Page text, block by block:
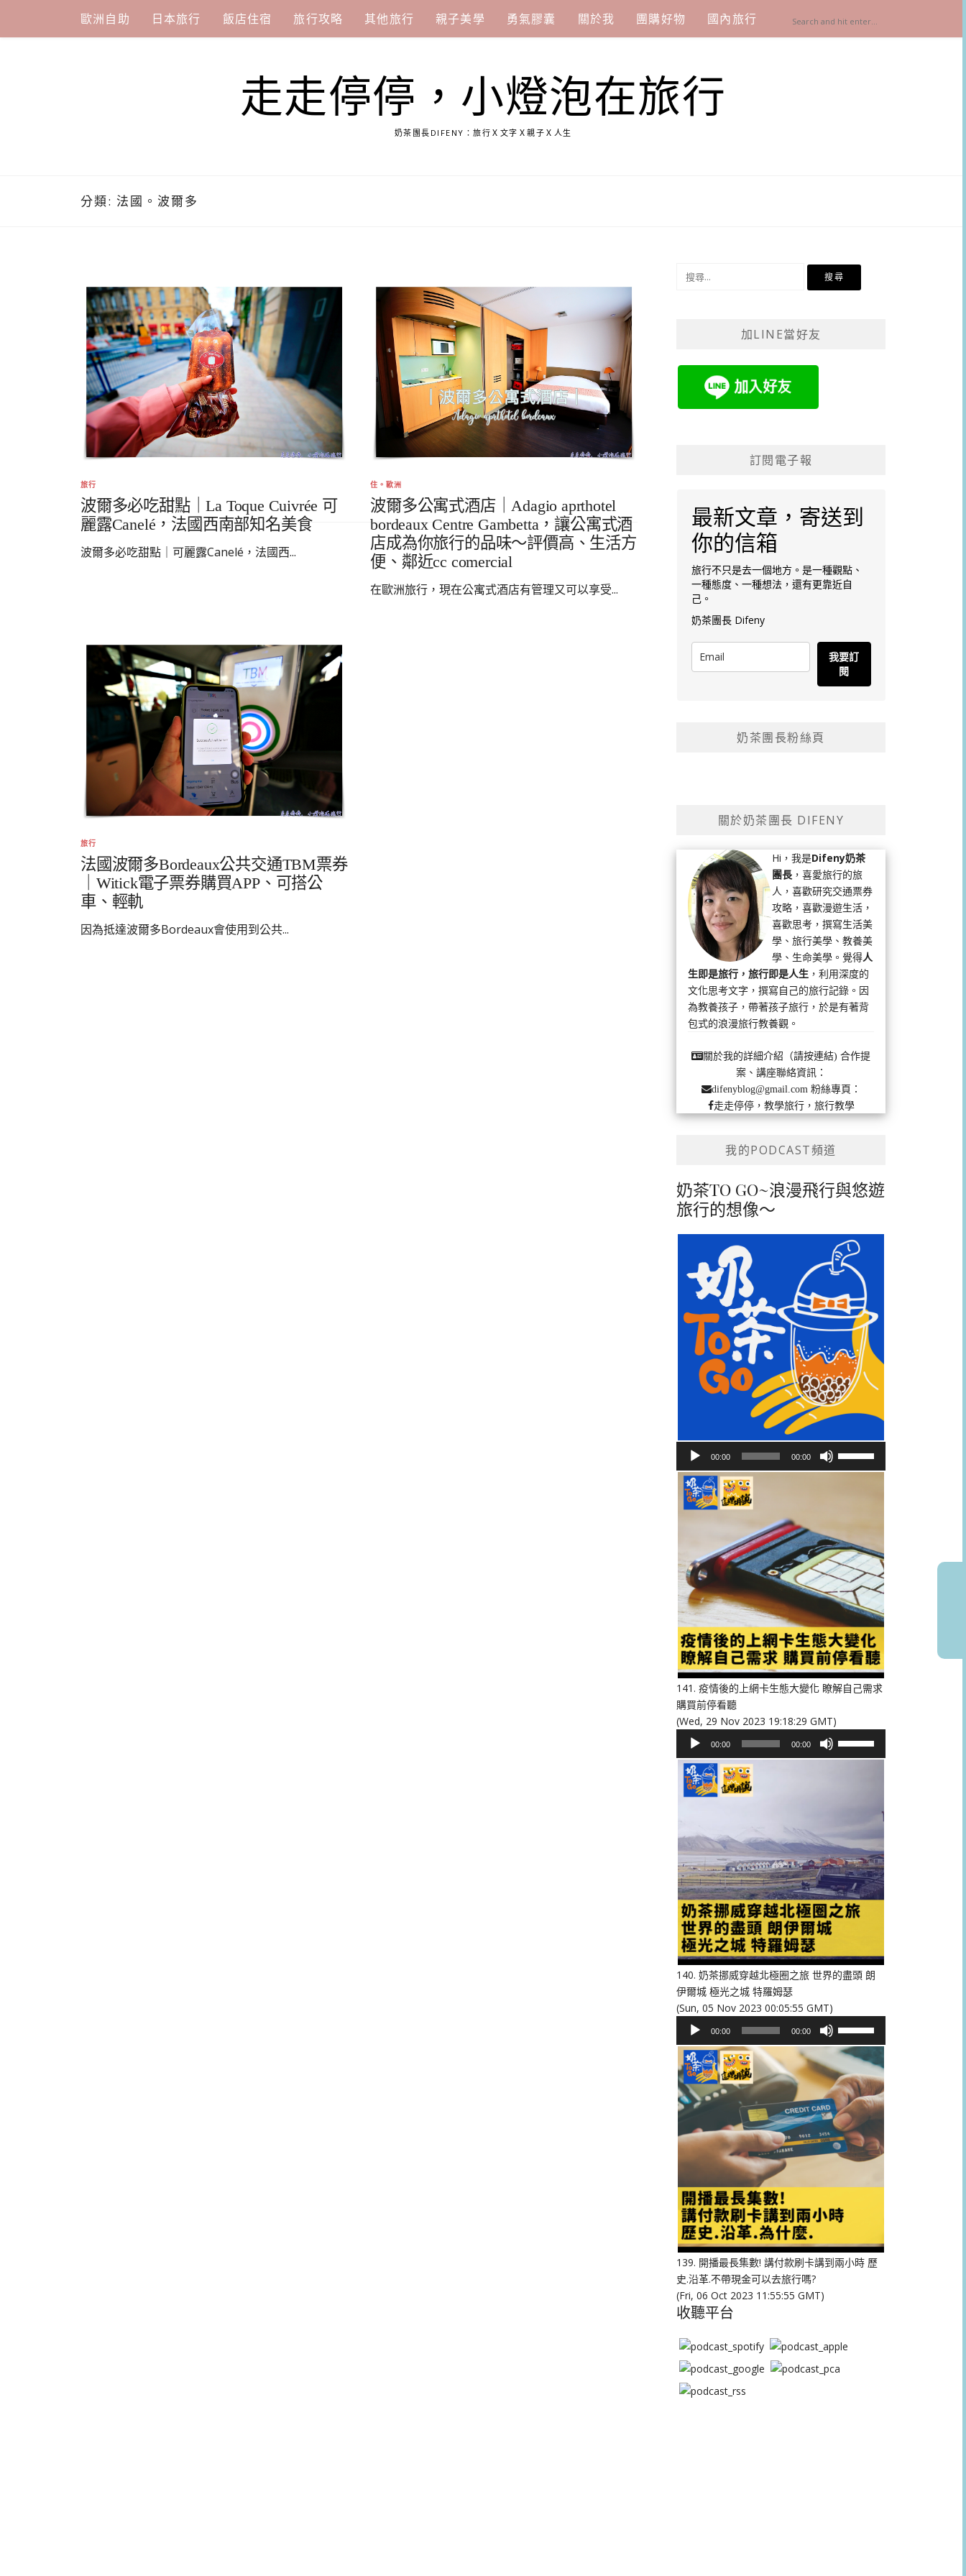
content
歐洲自助 日本旅行 飯店住宿 旅行攻略 其他旅行 親子美學 勇氣膠囊 關於我 團購好物 國內旅行
走走停停，小燈泡在旅行
奶茶團長DIFENY：旅行Ｘ文字Ｘ親子Ｘ人生
分類: 法國。波爾多
旅行
波爾多必吃甜點｜La Toque Cuivrée 可
麗露Canelé，法國西南部知名美食
波爾多必吃甜點｜可麗露Canelé，法國西...
住。歐洲
波爾多公寓式酒店｜Adagio aprthotel
bordeaux Centre Gambetta，讓公寓式酒
店成為你旅行的品味～評價高、生活方
便、鄰近cc comercial
在歐洲旅行，現在公寓式酒店有管理又可以享受...
旅行
法國波爾多Bordeaux公共交通TBM票券
｜Witick電子票券購買APP、可搭公
車、輕軌
因為抵達波爾多Bordeaux會使用到公共...
加LINE當好友
訂閱電子報
最新文章，寄送到
你的信箱
旅行不只是去一個地方。是一種觀點、
一種態度、一種想法，還有更靠近自
己。
奶茶團長 Difeny
我要訂
閱
奶茶團長粉絲頁
關於奶茶團長 DIFENY
Hi，我是Difeny奶茶
團長 ，喜愛旅行的旅
人，喜歡研究交通票券
攻略，喜歡漫遊生活，
喜歡思考，撰寫生活美
學、旅行美學、教養美
學、生命美學。覺得人
生即是旅行，旅行即是人生 ，利用深度的
文化思考文字，撰寫自己的旅行記錄。因
為教養孩子，帶著孩子旅行，於是有著背
包式的浪漫旅行教養觀。
關於我的詳細介紹（請按連結) 合作提
案、講座聯絡資訊：
difenyblog@gmail.com粉絲專頁：
走走停停，教學旅行，旅行教學
我的PODCAST頻道
奶茶TO GO~浪漫飛行與悠遊
旅行的想像～
播
放
00:00 00:00
鍵
以
提
高
或
降
低
音
量。
141. 疫情後的上網卡生態大變化 瞭解自己需求
購買前停看聽
(Wed, 29 Nov 2023 19:18:29 GMT)
播
放
00:00 00:00
以
提
高
或
降
量。
140. 奶茶挪威穿越北極圈之旅 世界的盡頭 朗
伊爾城 極光之城 特羅姆瑟
(Sun, 05 Nov 2023 00:05:55 GMT)
播
放
器
00:00 00:00
向
上/
向
下
鍵
以
提
或
降
低
量。
139. 開播最長集數! 講付款刷卡講到兩小時 歷
史.沿革.不帶現金可以去旅行嗎?
(Fri, 06 Oct 2023 11:55:55 GMT)
收聽平台